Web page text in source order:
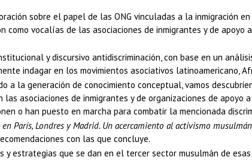
sobre el papel de las ONG vinculadas a la inmigración
vocalías de las asociaciones de inmigrantes y de apoyo
y discursivo antidiscriminación, con base en un
indagar en los movimientos asociativos latinoamericano,
a la generación de conocimiento conceptual, vamos
asociaciones de inmigrantes y de organizaciones de apoyo
o han puesto en marcha para combatir la mencionada
París, Londres y Madrid. Un acercamiento al activismo
con las que concluye.
estrategias que se dan en el tercer sector musulmán de